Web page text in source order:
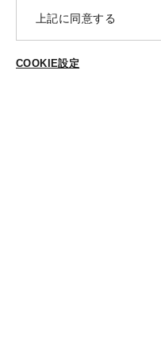
上記に同意する
COOKIE設定